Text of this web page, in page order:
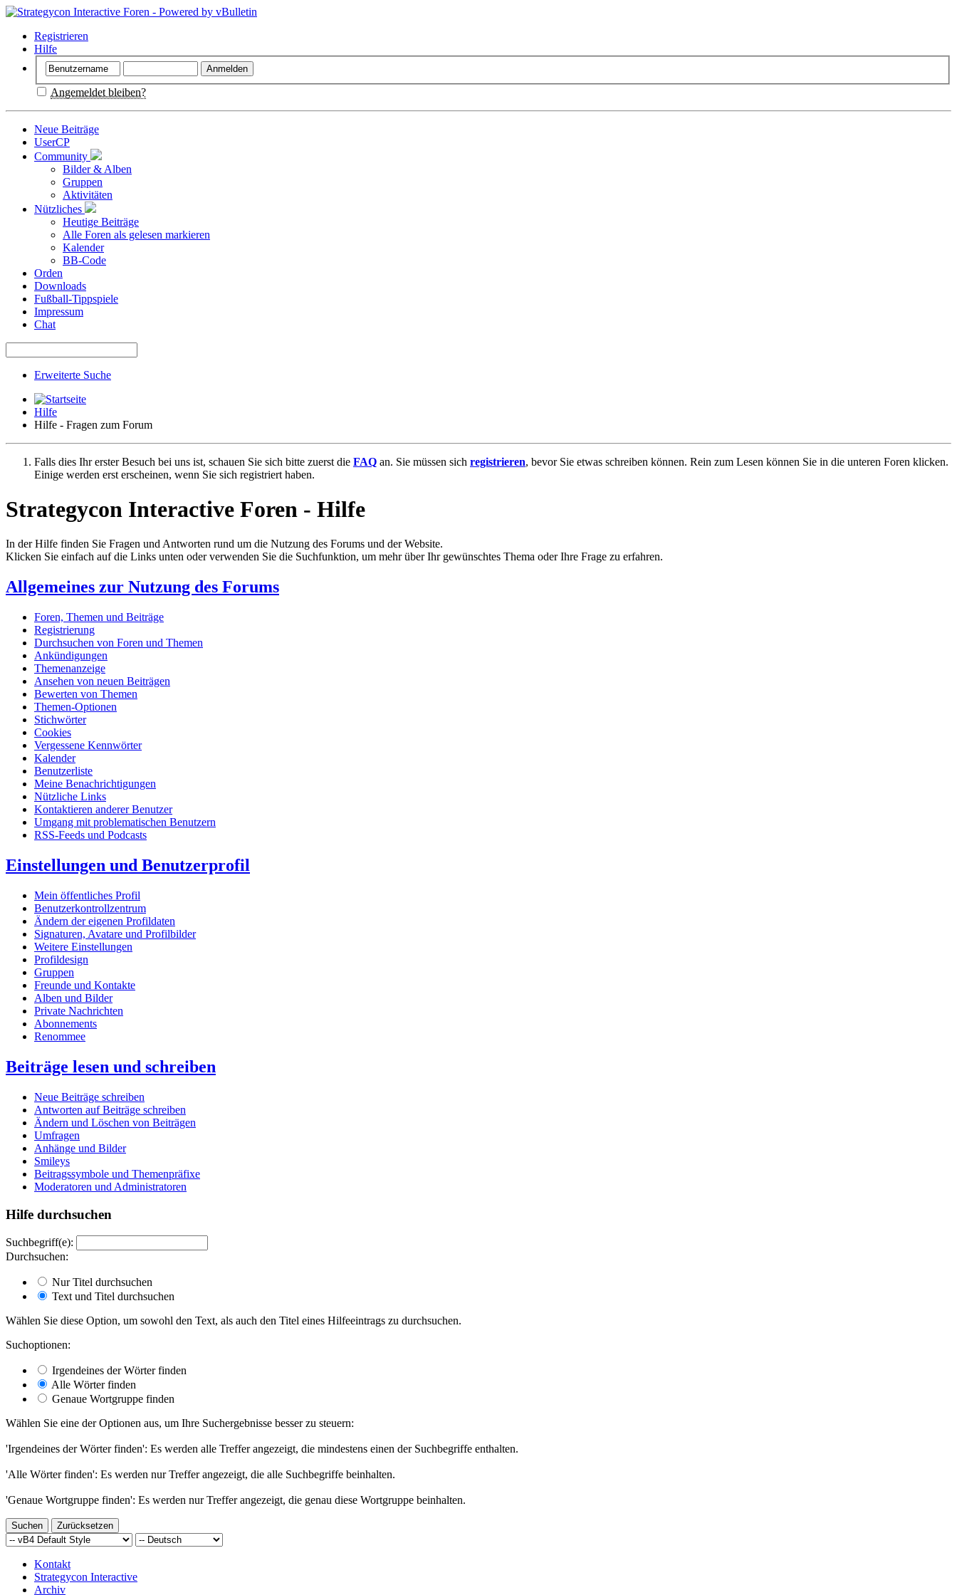
Registrieren
Hilfe
Angemeldet bleiben?
Neue Beiträge
UserCP
Community
Bilder & Alben
Gruppen
Aktivitäten
Nützliches
Heutige Beiträge
Alle Foren als gelesen markieren
Kalender
BB-Code
Orden
Downloads
Fußball-Tippspiele
Impressum
Chat
Erweiterte Suche
Hilfe
Hilfe - Fragen zum Forum
Falls dies Ihr erster Besuch bei uns ist, schauen Sie sich bitte zuerst die FAQ an. Sie müssen sich registrieren, bevor Sie etwas schreiben können. Rein zum Lesen können Sie in die unteren Foren klicken.
Einige werden erst erscheinen, wenn Sie sich registriert haben.
Strategycon Interactive Foren - Hilfe
In der Hilfe finden Sie Fragen und Antworten rund um die Nutzung des Forums und der Website.
Klicken Sie einfach auf die Links unten oder verwenden Sie die Suchfunktion, um mehr über Ihr gewünschtes Thema oder Ihre Frage zu erfahren.
Allgemeines zur Nutzung des Forums
Foren, Themen und Beiträge
Registrierung
Durchsuchen von Foren und Themen
Ankündigungen
Themenanzeige
Ansehen von neuen Beiträgen
Bewerten von Themen
Themen-Optionen
Stichwörter
Cookies
Vergessene Kennwörter
Kalender
Benutzerliste
Meine Benachrichtigungen
Nützliche Links
Kontaktieren anderer Benutzer
Umgang mit problematischen Benutzern
RSS-Feeds und Podcasts
Einstellungen und Benutzerprofil
Mein öffentliches Profil
Benutzerkontrollzentrum
Ändern der eigenen Profildaten
Signaturen, Avatare und Profilbilder
Weitere Einstellungen
Profildesign
Gruppen
Freunde und Kontakte
Alben und Bilder
Private Nachrichten
Abonnements
Renommee
Beiträge lesen und schreiben
Neue Beiträge schreiben
Antworten auf Beiträge schreiben
Ändern und Löschen von Beiträgen
Umfragen
Anhänge und Bilder
Smileys
Beitragssymbole und Themenpräfixe
Moderatoren und Administratoren
Hilfe durchsuchen
Suchbegriff(e):
Durchsuchen:
Nur Titel durchsuchen
Text und Titel durchsuchen
Wählen Sie diese Option, um sowohl den Text, als auch den Titel eines Hilfeeintrags zu durchsuchen.
Suchoptionen:
Irgendeines der Wörter finden
Alle Wörter finden
Genaue Wortgruppe finden
Wählen Sie eine der Optionen aus, um Ihre Suchergebnisse besser zu steuern:
'Irgendeines der Wörter finden': Es werden alle Treffer angezeigt, die mindestens einen der Suchbegriffe enthalten.
'Alle Wörter finden': Es werden nur Treffer angezeigt, die alle Suchbegriffe beinhalten.
'Genaue Wortgruppe finden': Es werden nur Treffer angezeigt, die genau diese Wortgruppe beinhalten.
Kontakt
Strategycon Interactive
Archiv